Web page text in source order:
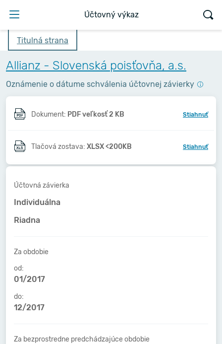
Účtovný výkaz
Titulná strana
Allianz - Slovenská poisťovňa, a.s.
Oznámenie o dátume schválenia účtovnej závierky
Dokument: PDF veľkosť 2 KB Stiahnuť
Tlačová zostava: XLSX <200KB Stiahnuť
Účtovná závierka
Individuálna
Riadna
Za obdobie
od:
01/2017
do:
12/2017
Za bezprostredne predchádzajúce obdobie